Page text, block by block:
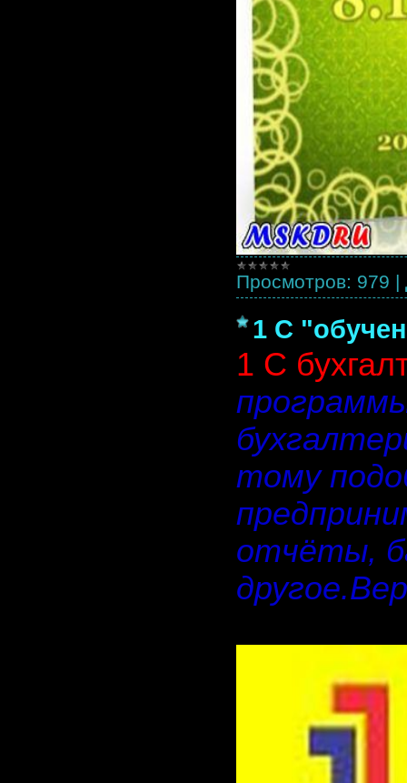
Просмотров: 979 |
1 C
1 С
тому
отчёты,